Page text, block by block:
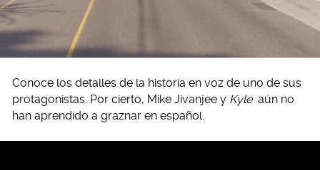
Conoce los detalles de la historia en voz de uno de sus
protagonistas. Por cierto, Mike Jivanjee y Kyle aún no
han aprendido a graznar en español.